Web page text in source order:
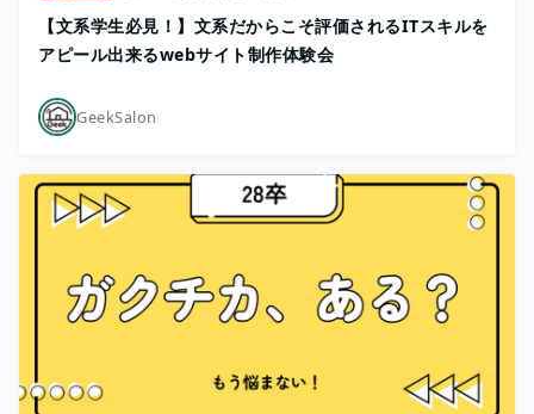
【文系学生必見！】文系だからこそ評価されるITスキルを
アピール出来るwebサイト制作体験会
GeekSalon